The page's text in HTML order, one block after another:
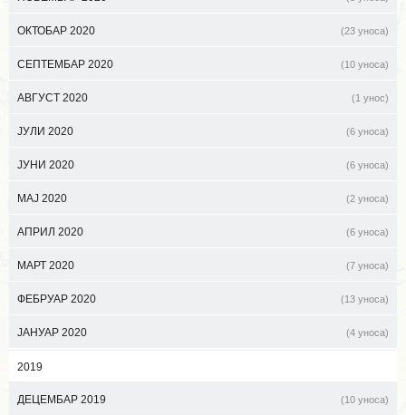
ОКТОБАР 2020 (23 уноса)
СЕПТЕМБАР 2020 (10 уноса)
АВГУСТ 2020 (1 унос)
ЈУЛИ 2020 (6 уноса)
ЈУНИ 2020 (6 уноса)
МАЈ 2020 (2 уноса)
АПРИЛ 2020 (6 уноса)
МАРТ 2020 (7 уноса)
ФЕБРУАР 2020 (13 уноса)
ЈАНУАР 2020 (4 уноса)
2019
ДЕЦЕМБАР 2019 (10 уноса)